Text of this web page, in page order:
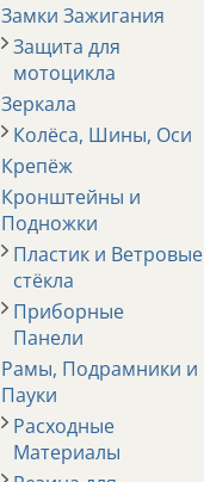
Замки Зажигания
Защита для
мотоцикла
Зеркала
Колёса, Шины, Оси
Крепёж
Кронштейны и
Подножки
Пластик и Ветровые
стёкла
Приборные
Панели
Рамы, Подрамники и
Пауки
Расходные
Материалы